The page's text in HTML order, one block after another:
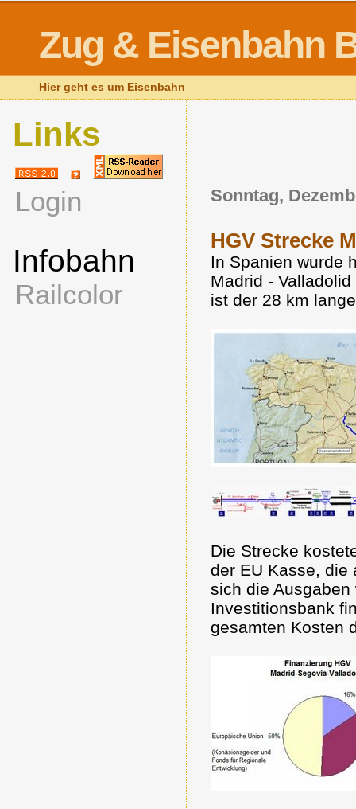
Zug & Eisenbahn
Hier geht es um Eisenbahn
Sonntag,
HGV Strecke
In Spanien wurde
Madrid -
ist der 28 km
Die Strecke
der EU Kasse, die
sich die
Investitionsbank
gesamten Kosten
Links
Login
Infobahn
Railcolor